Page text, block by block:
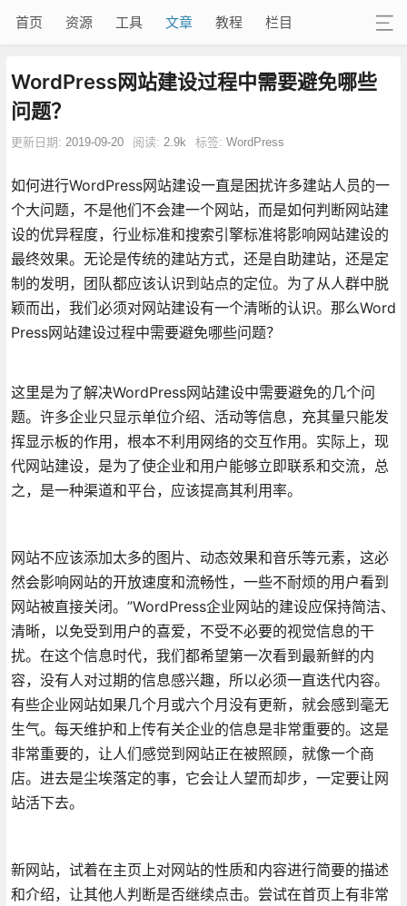
首页 资源 工具 文章 教程 栏目
WordPress网站建设过程中需要避免哪些
问题？
更新日期: 2019-09-20 阅读: 2.9k 标签: WordPress
如何进行WordPress网站建设一直是困扰许多建站人员的一
个大问题，不是他们不会建一个网站，而是如何判断网站建
设的优异程度，行业标准和搜索引擎标准将影响网站建设的
最终效果。无论是传统的建站方式，还是自助建站，还是定
制的发明，团队都应该认识到站点的定位。为了从人群中脱
颖而出，我们必须对网站建设有一个清晰的认识。那么Word
Press网站建设过程中需要避免哪些问题？
这里是为了解决WordPress网站建设中需要避免的几个问
题。许多企业只显示单位介绍、活动等信息，充其量只能发
挥显示板的作用，根本不利用网络的交互作用。实际上，现
代网站建设，是为了使企业和用户能够立即联系和交流，总
之，是一种渠道和平台，应该提高其利用率。
网站不应该添加太多的图片、动态效果和音乐等元素，这必
然会影响网站的开放速度和流畅性，一些不耐烦的用户看到
网站被直接关闭。”WordPress企业网站的建设应保持简洁、
清晰，以免受到用户的喜爱，不受不必要的视觉信息的干
扰。在这个信息时代，我们都希望第一次看到最新鲜的内
容，没有人对过期的信息感兴趣，所以必须一直迭代内容。
有些企业网站如果几个月或六个月没有更新，就会感到毫无
生气。每天维护和上传有关企业的信息是非常重要的。这是
非常重要的，让人们感觉到网站正在被照顾，就像一个商
店。进去是尘埃落定的事，它会让人望而却步，一定要让网
站活下去。
新网站，试着在主页上对网站的性质和内容进行简要的描述
和介绍，让其他人判断是否继续点击。尝试在首页上有非常